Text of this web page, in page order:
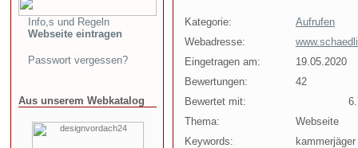
Info,s und Regeln
Webseite eintragen
Passwort vergessen?
Aus unserem Webkatalog
Kategorie:
Aufrufen
Webadresse:
Eingetragen am:
19.05.2020
Bewertungen:
42
Bewertet mit:
Thema:
Webseite
Keywords: